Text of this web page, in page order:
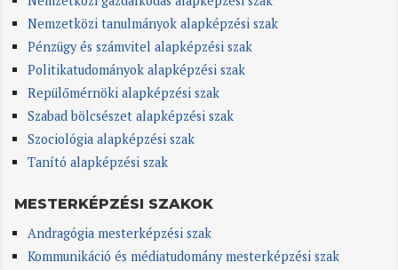
Nemzetközi tanulmányok alapképzési szak
Pénzügy és számvitel alapképzési szak
Politikatudományok alapképzési szak
Repülőmérnöki alapképzési szak
Szabad bölcsészet alapképzési szak
Szociológia alapképzési szak
Tanító alapképzési szak
MESTERKÉPZÉSI SZAKOK
Andragógia mesterképzési szak
Kommunikáció és médiatudomány mesterképzési szak